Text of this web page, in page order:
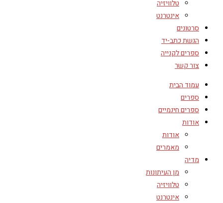
טלוויזיה
אינטרנט
סרטונים
הגשת כתב-יד
ספרים לקנייה
צור קשר
עמוד הבית
ספרים
ספרים חינמיים
אודות
אודות
מאמרים
מדיה
מן העיתונות
טלוויזיה
אינטרנט